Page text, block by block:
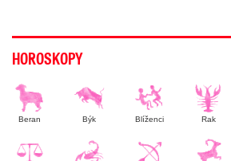
HOROSKOPY
Beran Býk Blíženci Rak